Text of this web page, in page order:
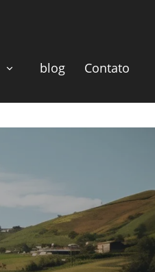
blog Contato